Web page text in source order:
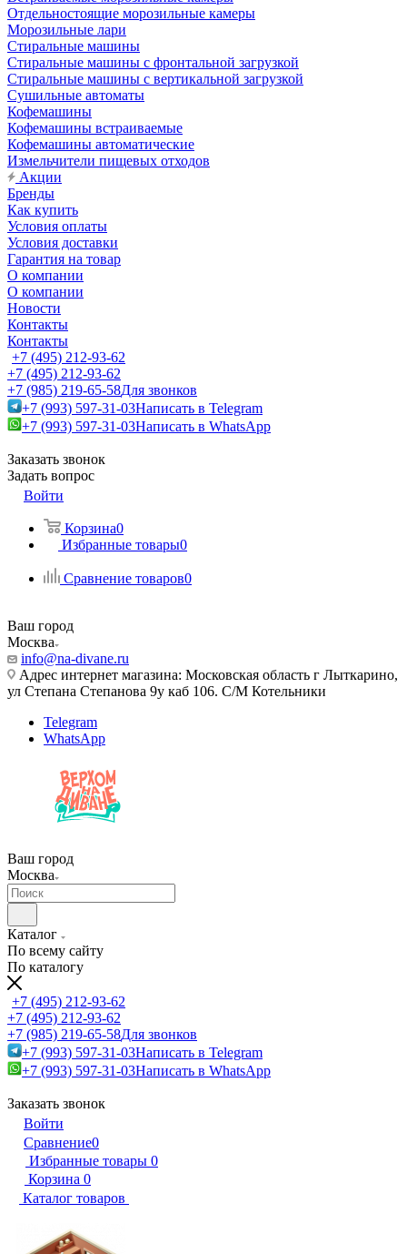
Отдельностоящие морозильные камеры
Морозильные лари
Стиральные машины
Стиральные машины с фронтальной загрузкой
Стиральные машины с вертикальной загрузкой
Сушильные автоматы
Кофемашины
Кофемашины встраиваемые
Кофемашины автоматические
Измельчители пищевых отходов
Акции
Бренды
Как купить
Условия оплаты
Условия доставки
Гарантия на товар
О компании
О компании
Новости
Контакты
Контакты
+7 (495) 212-93-62
+7 (495) 212-93-62
+7 (985) 219-65-58Для звонков
+7 (993) 597-31-03Написать в Telegram
+7 (993) 597-31-03Написать в WhatsApp
Заказать звонок
Задать вопрос
Войти
Корзина0
Избранные товары0
Сравнение товаров0
Ваш город
Москва
info@na-divane.ru
Адрес интернет магазина: Московская область г Лыткарино,
ул Степана Степанова 9у каб 106. С/М Котельники
Telegram
WhatsApp
Ваш город
Москва
Каталог
По всему сайту
По каталогу
+7 (495) 212-93-62
+7 (495) 212-93-62
+7 (985) 219-65-58Для звонков
+7 (993) 597-31-03Написать в Telegram
+7 (993) 597-31-03Написать в WhatsApp
Заказать звонок
Войти
Сравнение0
Избранные товары 0
Корзина 0
Каталог товаров